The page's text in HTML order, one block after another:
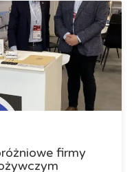
firmy